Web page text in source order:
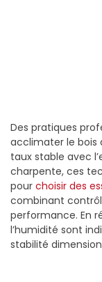
Des pratiques
acclimater le bois
taux stable avec
charpente, ces
pour choisir des
combinant
performance. En
l’humidité sont
stabilité